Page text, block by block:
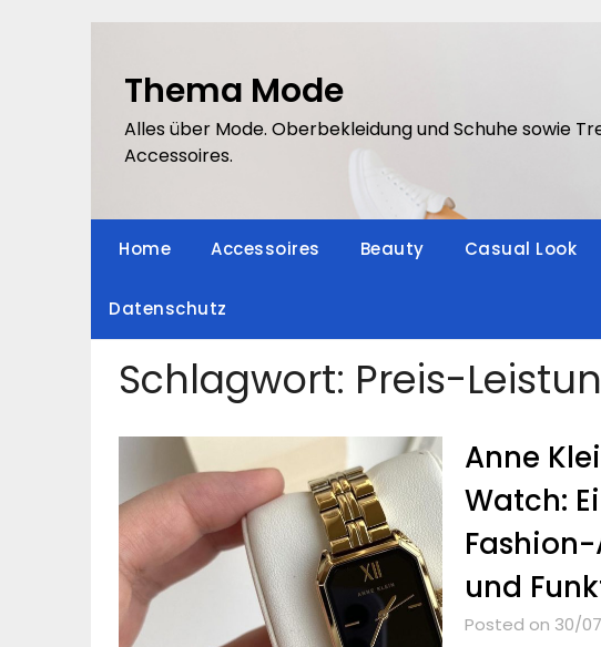
Thema Mode
Alles über Mode. Oberbekleidung und Schuhe sowie
Accessoires.
Home Accessoires Beauty Casual Look
Datenschutz
Schlagwort: Preis-
Anne
Watch:
und
Posted on 30/